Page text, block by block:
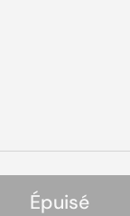
Épuisé